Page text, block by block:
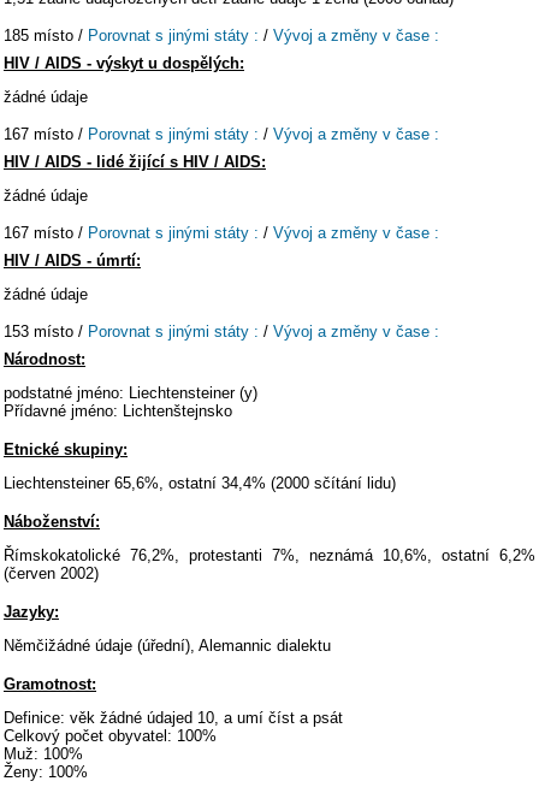
185 místo / Porovnat s jinými státy : / Vývoj a změny v čase :
HIV / AIDS - výskyt u dospělých:
žádné údaje
167 místo / Porovnat s jinými státy : / Vývoj a změny v čase :
HIV / AIDS - lidé žijící s HIV / AIDS:
žádné údaje
167 místo / Porovnat s jinými státy : / Vývoj a změny v čase :
HIV / AIDS - úmrtí:
žádné údaje
153 místo / Porovnat s jinými státy : / Vývoj a změny v čase :
Národnost:
podstatné jméno: Liechtensteiner (y)
Přídavné jméno: Lichtenštejnsko
Etnické skupiny:
Liechtensteiner 65,6%, ostatní 34,4% (2000 sčítání lidu)
Náboženství:
Římskokatolické 76,2%, protestanti 7%, neznámá 10,6%, ostatní 6,2%
(červen 2002)
Jazyky:
Němčižádné údaje (úřední), Alemannic dialektu
Gramotnost:
Definice: věk žádné údajed 10, a umí číst a psát
Celkový počet obyvatel: 100%
Muž: 100%
Ženy: 100%